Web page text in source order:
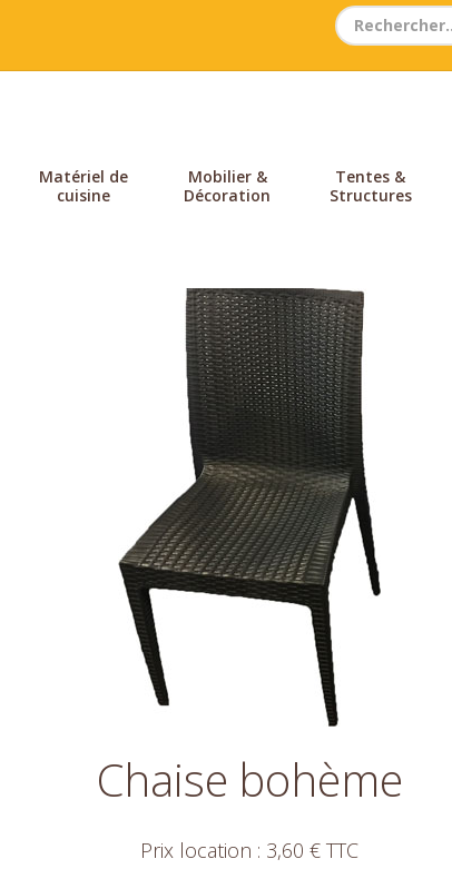
Search
Matériel de
cuisine
Mobilier &
Décoration
Tentes &
Structures
Chaise bohème
Prix location : 3,60 € TTC